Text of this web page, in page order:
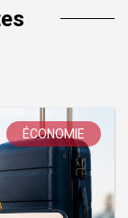
ÉCONOMIE